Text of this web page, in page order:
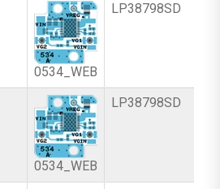
0534_WEB
LP38798SD
0534_WEB
LP38798SD